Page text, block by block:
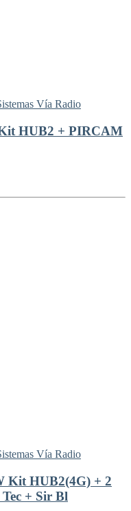
Vía Radio
HUB2 + PIRCAM
Vía Radio
Kit HUB2(4G) + 2
+ Sir Bl